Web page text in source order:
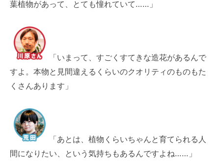
葉植物があって、とても憧れていて……」
「いまって、すごくすてきな造花があるんで
すよ。本物と見間違えるくらいのクオリティのものもた
くさんあります」
「あとは、植物くらいちゃんと育てられる人
間になりたい、という気持ちもあるんですよね……」